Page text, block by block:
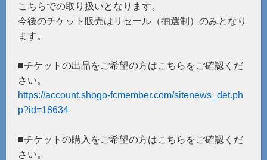
こちらでの取り扱いとなります。
今後のチケット販売はリセール（抽選制）のみとなり
ます。
■チケットの出品をご希望の方はこちらをご確認くだ
さい。
https://account.shogo-fcmember.com/sitenews_det.ph
p?id=18634
■チケットの購入をご希望の方はこちらをご確認くだ
さい。